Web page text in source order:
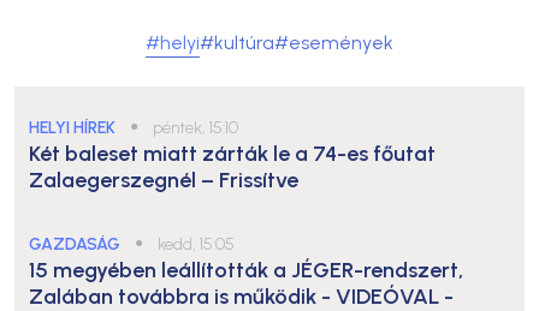
#helyi#kultúra#események
HELYI HÍREK ● péntek, 15:10
Két baleset miatt zárták le a 74-es főutat
Zalaegerszegnél – Frissítve
GAZDASÁG ● kedd, 15:05
15 megyében leállították a JÉGER-rendszert,
Zalában továbbra is működik - VIDEÓVAL -